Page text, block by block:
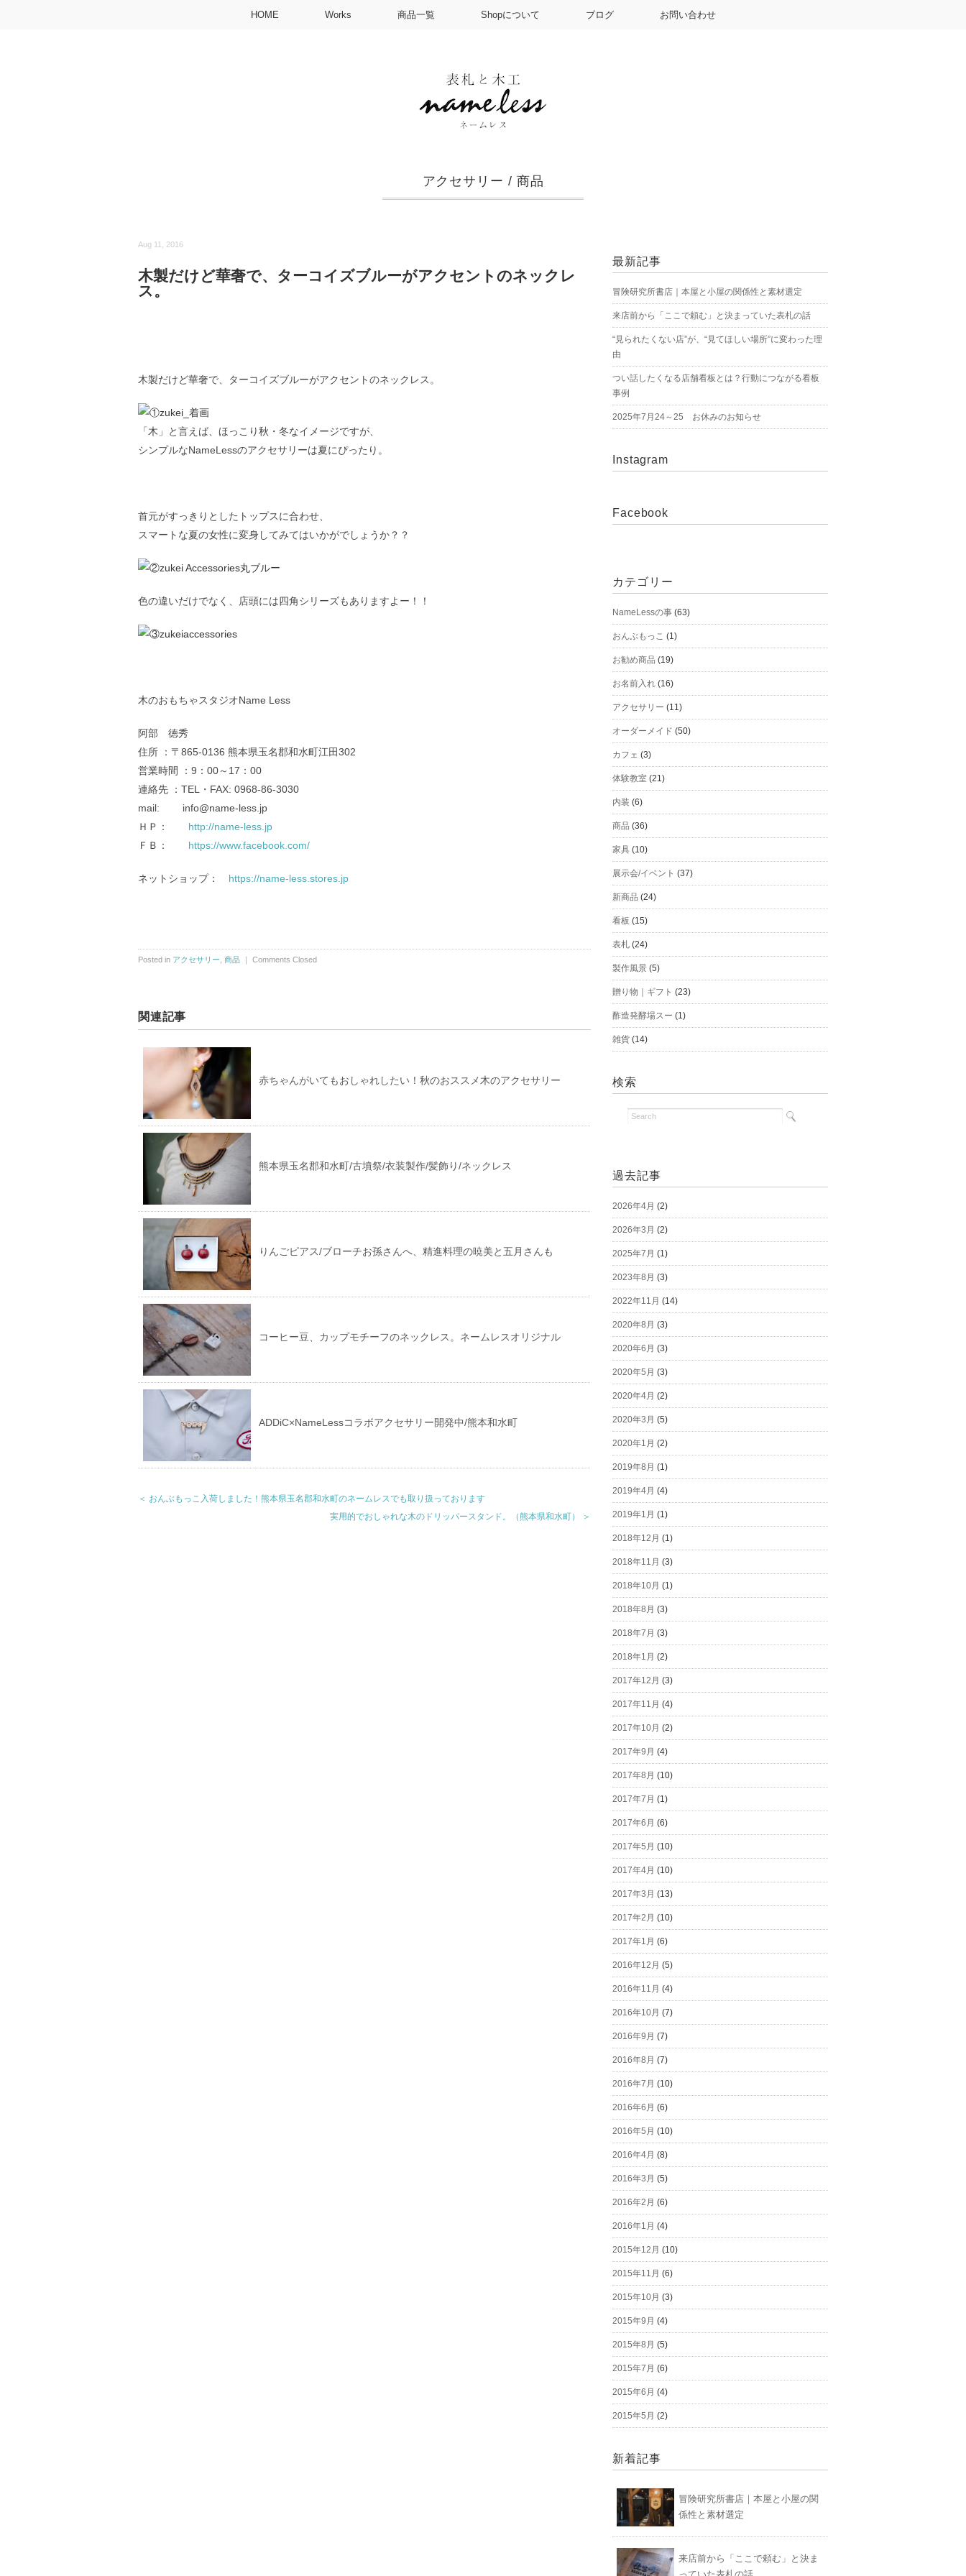
HOME Works 商品一覧 Shopについて ブログ お問い合わせ
アクセサリー / 商品
Aug 11, 2016
木製だけど華奢で、ターコイズブルーがアクセントのネックレ
ス。
木製だけど華奢で、ターコイズブルーがアクセントのネックレス。
「木」と言えば、ほっこり秋・冬なイメージですが、
シンプルなNameLessのアクセサリーは夏にぴったり。
首元がすっきりとしたトップスに合わせ、
スマートな夏の女性に変身してみてはいかがでしょうか？？
色の違いだけでなく、店頭には四角シリーズもありますよー！！
木のおもちゃスタジオName Less
阿部 徳秀
住所 ：〒865-0136 熊本県玉名郡和水町江田302
営業時間 ：9：00～17：00
連絡先 ：TEL・FAX: 0968-86-3030
mail: info@name-less.jp
ＨＰ： http://name-less.jp
ＦＢ： https://www.facebook.com/
ネットショップ： https://name-less.stores.jp
Posted in アクセサリー 商品 ｜ Comments Closed
関連記事
赤ちゃんがいてもおしゃれしたい！秋のおススメ木のアクセサリー
熊本県玉名郡和水町/古墳祭/衣装製作/髪飾り/ネックレス
りんごピアス/ブローチお孫さんへ、精進料理の暁美と五月さんも
コーヒー豆、カップモチーフのネックレス。ネームレスオリジナル
ADDiC×NameLessコラボアクセサリー開発中/熊本和水町
＜ おんぶもっこ入荷しました！熊本県玉名郡和水町のネームレスでも取り扱っております
実用的でおしゃれな木のドリッパースタンド。（熊本県和水町） ＞
最新記事
冒険研究所書店｜本屋と小屋の関係性と素材選定
来店前から「ここで頼む」と決まっていた表札の話
“見られたくない店”が、“見てほしい場所”に変わった理
由
つい話したくなる店舗看板とは？行動につながる看板
事例
2025年7月24～25 お休みのお知らせ
Instagram
Facebook
カテゴリー
NameLessの事 (63)
おんぶもっこ (1)
お勧め商品 (19)
お名前入れ (16)
アクセサリー (11)
オーダーメイド (50)
カフェ (3)
体験教室 (21)
内装 (6)
商品 (36)
家具 (10)
展示会/イベント (37)
新商品 (24)
看板 (15)
表札 (24)
製作風景 (5)
贈り物｜ギフト (23)
酢造発酵場スー (1)
雑貨 (14)
検索
過去記事
2026年4月 (2)
2026年3月 (2)
2025年7月 (1)
2023年8月 (3)
2022年11月 (14)
2020年8月 (3)
2020年6月 (3)
2020年5月 (3)
2020年4月 (2)
2020年3月 (5)
2020年1月 (2)
2019年8月 (1)
2019年4月 (4)
2019年1月 (1)
2018年12月 (1)
2018年11月 (3)
2018年10月 (1)
2018年8月 (3)
2018年7月 (3)
2018年1月 (2)
2017年12月 (3)
2017年11月 (4)
2017年10月 (2)
2017年9月 (4)
2017年8月 (10)
2017年7月 (1)
2017年6月 (6)
2017年5月 (10)
2017年4月 (10)
2017年3月 (13)
2017年2月 (10)
2017年1月 (6)
2016年12月 (5)
2016年11月 (4)
2016年10月 (7)
2016年9月 (7)
2016年8月 (7)
2016年7月 (10)
2016年6月 (6)
2016年5月 (10)
2016年4月 (8)
2016年3月 (5)
2016年2月 (6)
2016年1月 (4)
2015年12月 (10)
2015年11月 (6)
2015年10月 (3)
2015年9月 (4)
2015年8月 (5)
2015年7月 (6)
2015年6月 (4)
2015年5月 (2)
新着記事
冒険研究所書店｜本屋と小屋の関
係性と素材選定
来店前から「ここで頼む」と決ま